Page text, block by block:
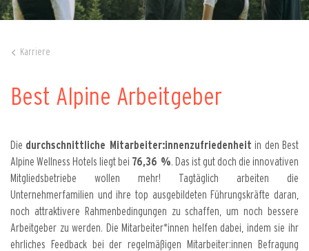
Karriere
Best Alpine Arbeitgeber
Die durchschnittliche Mitarbeiter:innenzufriedenheit in den Best
Alpine Wellness Hotels liegt bei 76,36 %. Das ist gut doch die innovativen
Mitgliedsbetriebe wollen mehr! Tagtäglich arbeiten die
Unternehmerfamilien und ihre top ausgebildeten Führungskräfte daran,
noch attraktivere Rahmenbedingungen zu schaffen, um noch bessere
Arbeitgeber zu werden. Die Mitarbeiter*innen helfen dabei, indem sie ihr
ehrliches Feedback bei der regelmäßigen Mitarbeiter:innen Befragung